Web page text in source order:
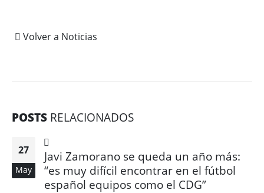
Volver a Noticias
POSTS RELACIONADOS
27
May
Javi Zamorano se queda un año más:
“es muy difícil encontrar en el fútbol
español equipos como el CDG”